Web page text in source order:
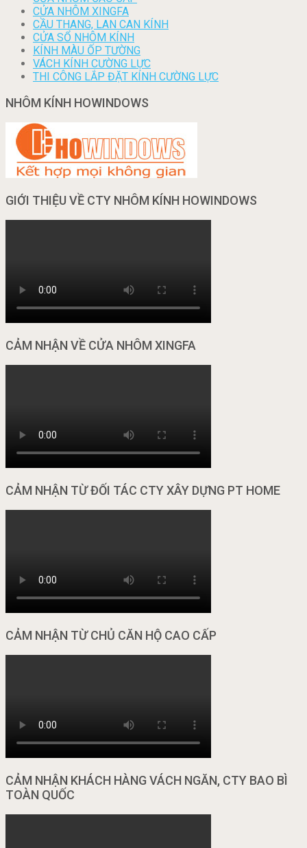
CỬA NHÔM XINGFA
CẦU THANG, LAN CAN KÍNH
CỬA SỔ NHÔM KÍNH
KÍNH MÀU ỐP TƯỜNG
VÁCH KÍNH CƯỜNG LỰC
THI CÔNG LẮP ĐẶT KÍNH CƯỜNG LỰC
NHÔM KÍNH HOWINDOWS
GIỚI THIỆU VỀ CTY NHÔM KÍNH HOWINDOWS
CẢM NHẬN VỀ CỬA NHÔM XINGFA
CẢM NHẬN TỪ ĐỐI TÁC CTY XÂY DỰNG PT HOME
CẢM NHẬN TỪ CHỦ CĂN HỘ CAO CẤP
CẢM NHẬN KHÁCH HÀNG VÁCH NGĂN, CTY BAO BÌ
TOÀN QUỐC